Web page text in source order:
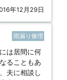
年12月29日
雨漏り修理
は居間に何
ることもあ
夫に相談し